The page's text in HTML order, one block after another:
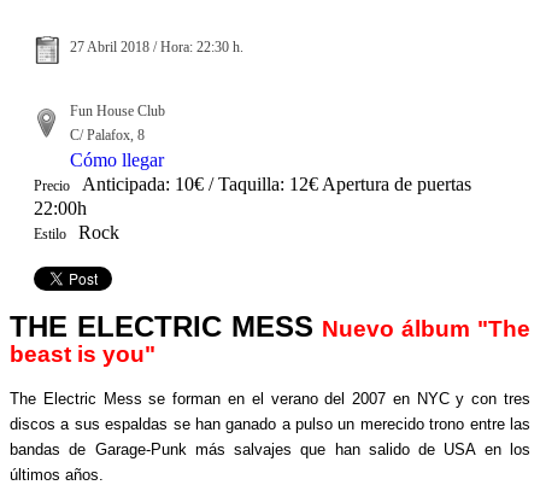
27 Abril 2018 / Hora: 22:30 h.
Fun House Club
C/ Palafox, 8
Cómo llegar
Precio
Anticipada: 10€ / Taquilla: 12€ Apertura de puertas
22:00h
Estilo Rock
THE ELECTRIC MESS Nuevo álbum "The
beast is you"
The Electric Mess se forman en el verano del 2007 en NYC y con tres
discos a sus espaldas se han ganado a pulso un merecido trono entre las
bandas de Garage-Punk más salvajes que han salido de USA en los
últimos años.